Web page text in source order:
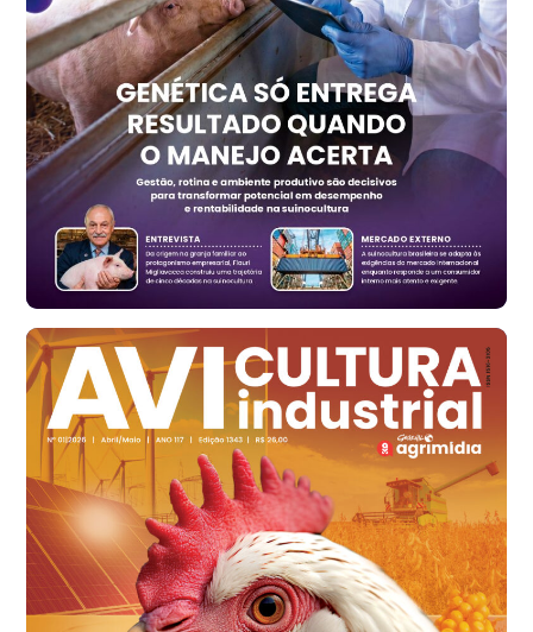
t
Trigo Atacado - Regional
RS
R$ 1.325,22
t
Ovo Vermelho - Regional
Vermelho
R$ 168,86
cx
Ovo Branco - Regional
Santa Maria do Jetibá (ES)
R$ 139,62
cx
Ovo Branco - Regional
Recife (PE)
R$ 144,92
cx
Ovo Vermelho - Regional
Recife (PE)
R$ 154,89